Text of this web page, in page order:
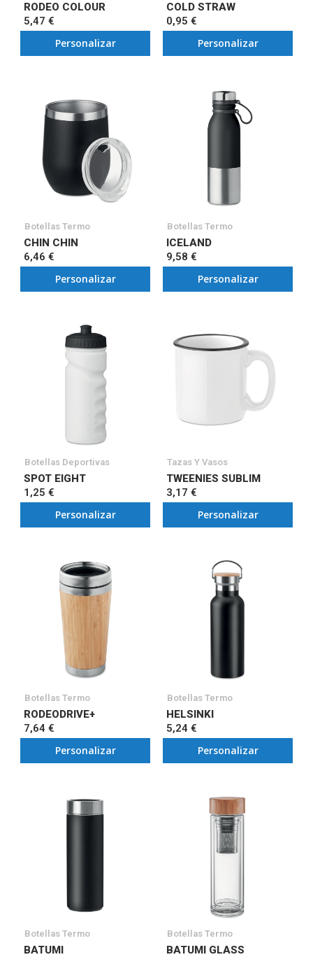
RODEO COLOUR
5,47 €
Personalizar
COLD STRAW
0,95 €
Personalizar
Botellas Termo
CHIN CHIN
6,46 €
Personalizar
Botellas Termo
ICELAND
9,58 €
Personalizar
Botellas Deportivas
SPOT EIGHT
1,25 €
Personalizar
Tazas Y Vasos
TWEENIES SUBLIM
3,17 €
Personalizar
Botellas Termo
RODEODRIVE+
7,64 €
Personalizar
Botellas Termo
HELSINKI
5,24 €
Personalizar
Botellas Termo
BATUMI
Botellas Termo
BATUMI GLASS